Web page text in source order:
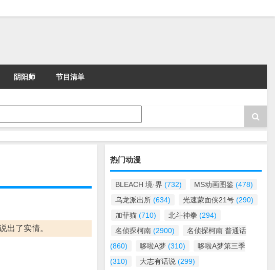
阴阳师 节目清单
出了实情。
热门动漫
BLEACH 境·界 (732) MS动画图鉴 (478)
乌龙派出所 (634) 光速蒙面侠21号 (290)
加菲猫 (710) 北斗神拳 (294)
名侦探柯南 (2900)
名侦探柯南 普通话
(860)
哆啦A梦 (310)
哆啦A梦第三季
(310)
大志有话说 (299)